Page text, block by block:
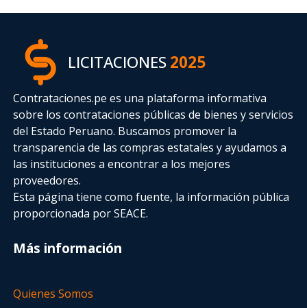
LICITACIONES2025
Contrataciones.pe es una plataforma informativa
sobre los contrataciones públicas de bienes y servicios
del Estado Peruano. Buscamos promover la
transparencia de las compras estatalesy ayudamos a
las instituciones a encontrar a los mejores
proveedores.
Esta página tiene como fuente, la información pública
proporcionada por SEACE.
Más información
Quienes Somos